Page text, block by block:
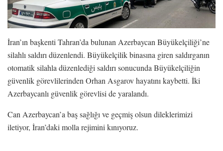
İran’ın başkenti Tahran’da bulunan Azerbaycan Büyükelçiliği’ne
silahlı saldırı düzenlendi. Büyükelçilik binasına giren saldırganın
otomatik silahla düzenlediği saldırı sonucunda Büyükelçiliğin
güvenlik görevlilerinden Orhan Asgarov hayatını kaybetti. İki
Azerbaycanlı güvenlik görevlisi de yaralandı.
Can Azerbaycan’a baş sağlığı ve geçmiş olsun dileklerimizi
iletiyor, İran’daki molla rejimini kınıyoruz.